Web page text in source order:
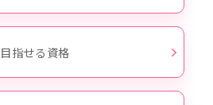
目指せる資格